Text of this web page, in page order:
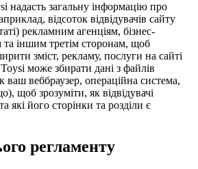
надасть загальну інформацію про
відсоток відвідувачів сайту
рекламним агенціям, бізнес-
іншим третім сторонам, щоб
зміст, рекламу, послуги на сайті
може збирати дані з файлів
ваш веббраузер, операційна система,
щоб зрозуміти, як відвідувачі
які його сторінки та розділи є
регламенту